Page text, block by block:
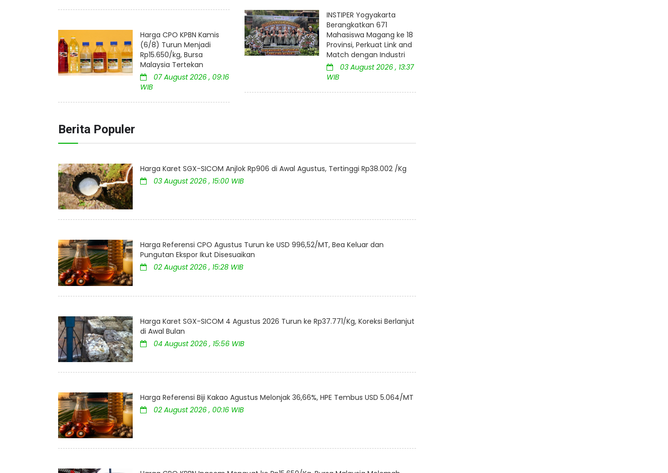
Harga CPO KPBN Kamis
(6/8) Turun Menjadi
Rp15.650/kg, Bursa
Malaysia Tertekan
07 August 2026 , 09:16
WIB
INSTIPER Yogyakarta
Berangkatkan 671
Mahasiswa Magang ke 18
Provinsi, Perkuat Link and
Match dengan Industri
03 August 2026 , 13:37
WIB
Berita Populer
Harga Karet SGX-SICOM Anjlok Rp906 di Awal Agustus, Tertinggi Rp38.002 /Kg
03 August 2026 , 15:00 WIB
Harga Referensi CPO Agustus Turun ke USD 996,52/MT, Bea Keluar dan
Pungutan Ekspor Ikut Disesuaikan
02 August 2026 , 15:28 WIB
Harga Karet SGX-SICOM 4 Agustus 2026 Turun ke Rp37.771/Kg, Koreksi Berlanjut
di Awal Bulan
04 August 2026 , 15:56 WIB
Harga Referensi Biji Kakao Agustus Melonjak 36,66%, HPE Tembus USD 5.064/MT
02 August 2026 , 00:16 WIB